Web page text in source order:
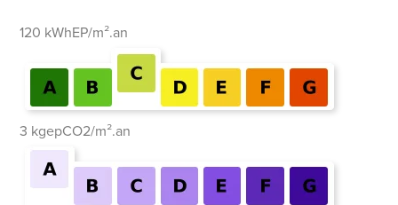
120 kWhEP/m².an
3 kgepCO2/m².an